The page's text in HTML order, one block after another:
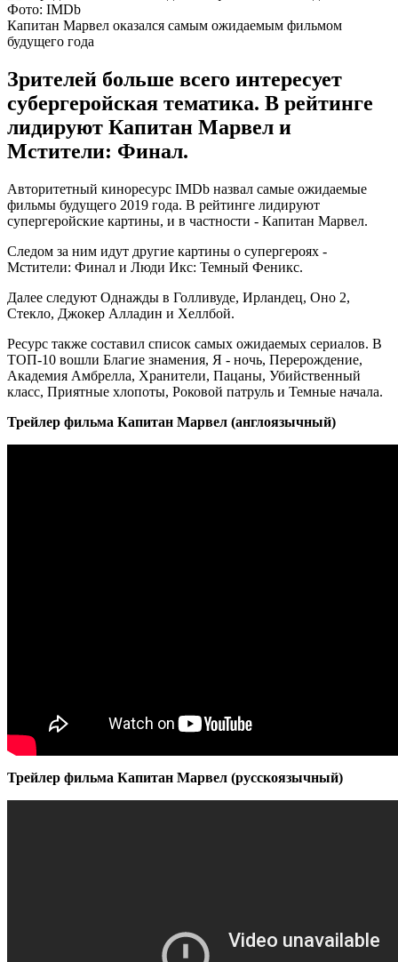
Фото: IMDb
Капитан Марвел оказался самым ожидаемым фильмом
будущего года
Зрителей больше всего интересует
субергеройская тематика. В рейтинге
лидируют Капитан Марвел и
Мстители: Финал.
Авторитетный киноресурс IMDb назвал самые ожидаемые
фильмы будущего 2019 года. В рейтинге лидируют
супергеройские картины, и в частности - Капитан Марвел.
Следом за ним идут другие картины о супергероях -
Мстители: Финал и Люди Икс: Темный Феникс.
Далее следуют Однажды в Голливуде, Ирландец, Оно 2,
Стекло, Джокер Алладин и Хеллбой.
Ресурс также составил список самых ожидаемых сериалов. В
ТОП-10 вошли Благие знамения, Я - ночь, Перерождение,
Академия Амбрелла, Хранители, Пацаны, Убийственный
класс, Приятные хлопоты, Роковой патруль и Темные начала.
Трейлер фильма Капитан Марвел (англоязычный)
Трейлер фильма Капитан Марвел (русскоязычный)